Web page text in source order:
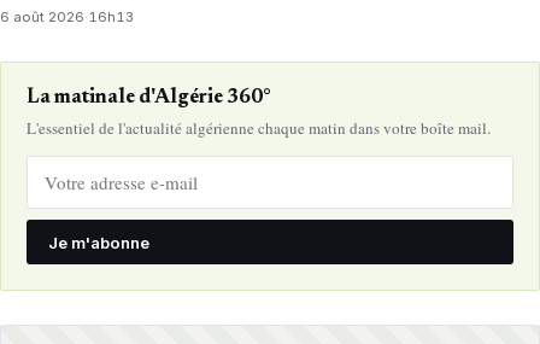
6 août 2026· 16h13
La matinale d'Algérie 360°
L'essentiel de l'actualité algérienne chaque matin dans votre boîte mail.
Je m'abonne